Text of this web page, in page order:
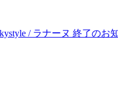
/ ラナーヌ 終了のお